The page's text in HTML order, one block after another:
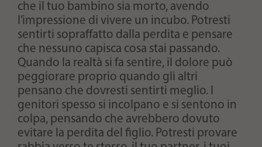
che il tuo bambino sia morto, avendo
l’impressione di vivere un incubo. Potresti
sentirti sopraffatto dalla perdita e pensare
che nessuno capisca cosa stai passando.
Quando la realtà si fa sentire, il dolore può
peggiorare proprio quando gli altri
pensano che dovresti sentirti meglio. I
genitori spesso si incolpano e si sentono in
colpa, pensando che avrebbero dovuto
evitare la perdita del figlio. Potresti provare